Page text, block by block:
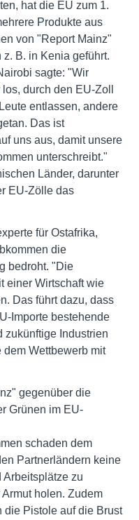
hat die EU zum 1.
Produkte aus
von "Report Mainz"
B. in Kenia geführt.
sagte: "Wir
durch den EU-Zoll
entlassen, andere
Das ist
uns aus, damit unsere
unterschreibt."
Länder, darunter
EU-Zölle das
für Ostafrika,
die
bedroht. "Die
einer Wirtschaft wie
Das führt dazu, dass
Importe bestehende
zukünftige Industrien
Wettbewerb mit
gegenüber die
Grünen im EU-
schaden dem
Partnerländern keine
Arbeitsplätze zu
holen. Zudem
Pistole auf die Brust